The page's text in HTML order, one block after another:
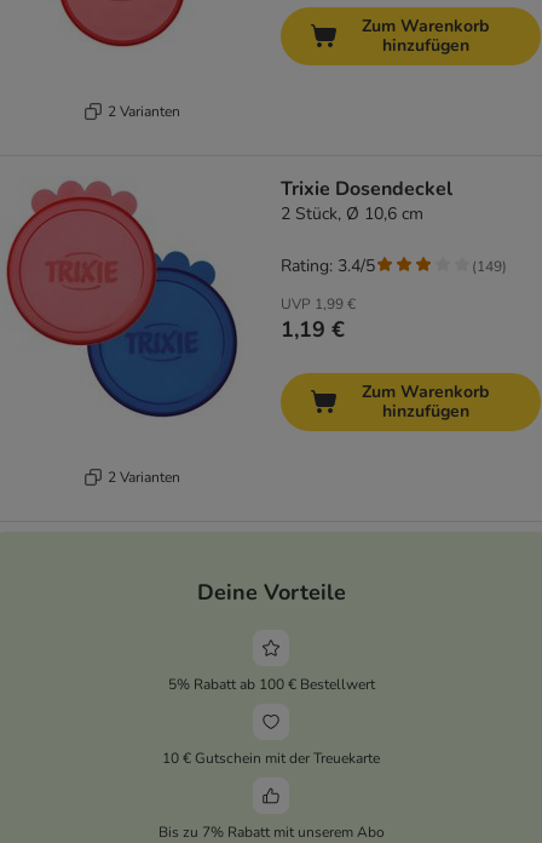
2 Varianten
Zum Warenkorb
hinzufügen
2 Varianten
Trixie Dosendeckel
2 Stück, Ø 10,6 cm
UVP 1,99 €
1,19 €
Rating: 3.4/5 (149)
Zum Warenkorb
hinzufügen
Deine Vorteile
5% Rabatt ab 100 € Bestellwert
10 € Gutschein mit der Treuekarte
Bis zu 7% Rabatt mit unserem Abo